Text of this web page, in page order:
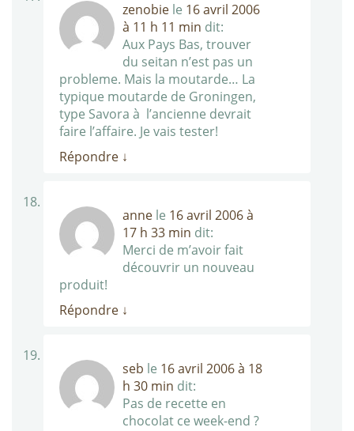
zenobie le 16 avril 2006
à 11 h 11 min dit:
Aux Pays Bas, trouver
du seitan n’est pas un
probleme. Mais la moutarde… La
typique moutarde de Groningen,
type Savora à l’ancienne devrait
faire l’affaire. Je vais tester!
Répondre ↓
anne le 16 avril 2006 à
17 h 33 min dit:
Merci de m’avoir fait
découvrir un nouveau
produit!
Répondre ↓
seb le 16 avril 2006 à 18
h 30 min dit:
Pas de recette en
chocolat ce week-end ?